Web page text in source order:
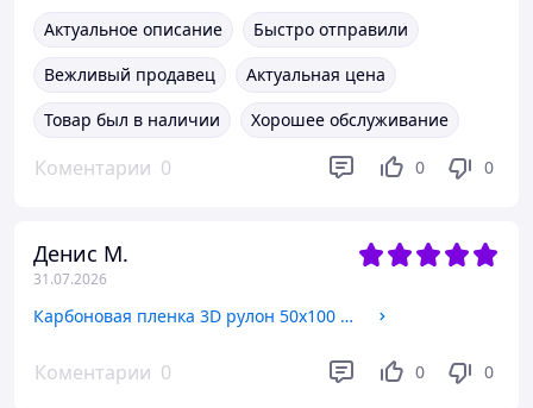
Актуальное описание
Быстро отправили
Вежливый продавец
Актуальная цена
Товар был в наличии
Хорошее обслуживание
Коментарии 0 0 0
Денис М.
31.07.2026
Карбоновая пленка 3D рулон 50х100 см ЧЕРНАЯ с микроканалами
Коментарии 0 0 0